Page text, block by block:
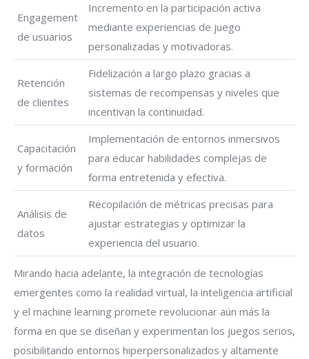
Engagement
de usuarios
Incremento en la participación activa
mediante experiencias de juego
personalizadas y motivadoras.
Retención
de clientes
Fidelización a largo plazo gracias a
sistemas de recompensas y niveles que
incentivan la continuidad.
Capacitación
y formación
Implementación de entornos inmersivos
para educar habilidades complejas de
forma entretenida y efectiva.
Análisis de
datos
Recopilación de métricas precisas para
ajustar estrategias y optimizar la
experiencia del usuario.
Mirando hacia adelante, la integración de tecnologías
emergentes como la realidad virtual, la inteligencia artificial
y el machine learning promete revolucionar aún más la
forma en que se diseñan y experimentan los juegos serios,
posibilitando entornos hiperpersonalizados y altamente